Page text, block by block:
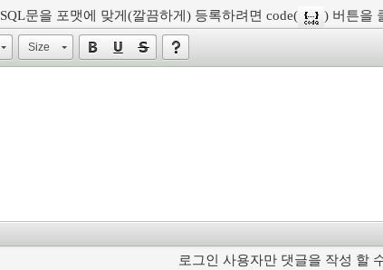
SQL문을 포맷에 맞게(깔끔하게) 등록하려면 code( ) 버튼을
Size
로그인 사용자만 댓글을 작성 할